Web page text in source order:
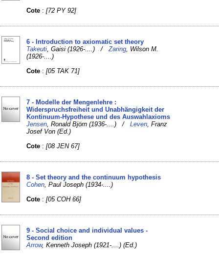
Cote :[72 PY 92]
6 - Introduction to axiomatic set theory
Takeuti , Gaisi (1926-....) /Zaring , Wilson M.
(1926-....)
Cote :[05 TAK 71]
7 - Modelle der Mengenlehre :
Widerspruchsfreiheit und Unabhängigkeit der
Kontinuum-Hypothese und des Auswahlaxioms
Jensen , Ronald Björn (1936-....) /Leven , Franz
Josef Von (Ed.)
Cote :[08 JEN 67]
8 - Set theory and the continuum hypothesis
Cohen , Paul Joseph (1934-....)
Cote :[05 COH 66]
9 - Social choice and individual values -
Second edition
Arrow, Kenneth Joseph (1921-....) (Ed.)